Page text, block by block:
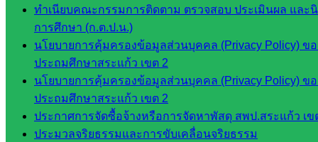
ทำเนียบคณะกรรมการติดตาม ตรวจสอบ ประเมินผล และ
การศึกษา (ก.ต.ป.น.)
นโยบายการคุ้มครองข้อมูลส่วนบุคคล (Privacy Policy) ข
ประถมศึกษาสระแก้ว เขต 2
นโยบายการคุ้มครองข้อมูลส่วนบุคคล (Privacy Policy) ข
ประถมศึกษาสระแก้ว เขต 2
ประกาศการจัดซื้อจ้างหรือการจัดหาพัสดุ สพป.สระแก้ว เข
ประมวลจริยธรรมและการขับเคลื่อนจริยธรรม
พัฒนาครู
และบุ
คลากรฯ
กลุ่มนิ